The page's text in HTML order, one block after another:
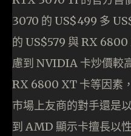
3070 的 US$499 多
的 US$579 與 RX
慮到 NVIDIA 卡炒價較
RX 6800 XT 卡等因素
市場上友商的對手還是
到 AMD 顯示卡擅長以